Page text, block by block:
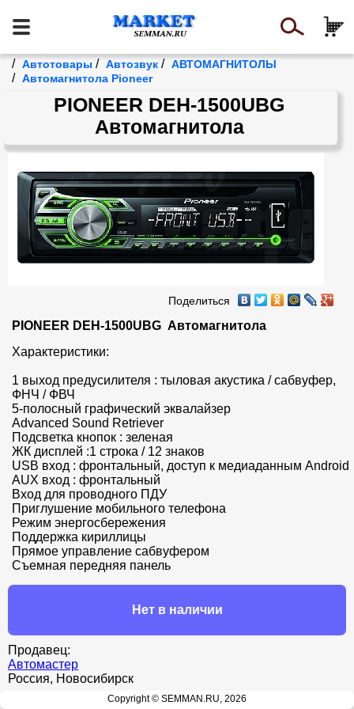
/ Автотовары / Автозвук / АВТОМАГНИТОЛЫ
/ Автомагнитола Pioneer
PIONEER DEH-1500UBG
Автомагнитола
Поделиться
PIONEER DEH-1500UBG  Автомагнитола
Характеристики:
1 выход предусилителя : тыловая акустика / сабвуфер,
ФНЧ / ФВЧ
5-полосный графический эквалайзер
Advanced Sound Retriever
Подсветка кнопок : зеленая
ЖК дисплей :1 строка / 12 знаков
USB вход : фронтальный, доступ к медиаданным Android
AUX вход : фронтальный
Вход для проводного ПДУ
Приглушение мобильного телефона
Режим энергосбережения
Поддержка кириллицы
Прямое управление сабвуфером
Съемная передняя панель
Нет в наличии
Продавец:
Автомастер
Россия, Новосибирск
Copyright © SEMMAN.RU, 2026